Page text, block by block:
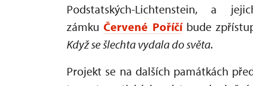
Podstatských-Lichtenstein, a
zámkuČervené Poříčíbude
Když se šlechta vydala do světa.
Projekt se na dalších památkách